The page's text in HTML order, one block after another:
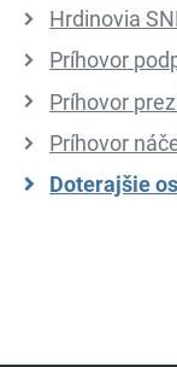
Hrdinovia
Príhovor
Príhovor
Príhovor
Doterajšie